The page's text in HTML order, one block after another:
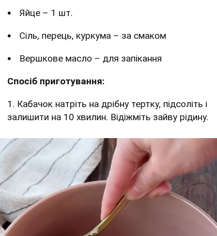
Яйце – 1 шт.
Сіль, перець, куркума – за смаком
Вершкове масло – для запікання
Спосіб приготування:
1. Кабачок натріть на дрібну тертку, підсоліть і
залишити на 10 хвилин. Відіжміть зайву рідину.